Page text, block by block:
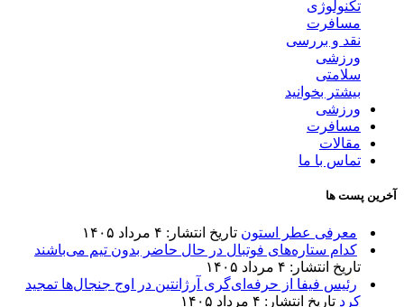
تکنولوژی
مسافرت
نقد و بررسی
ورزشی
سلامتی
بیشتر بخوانید
ورزشی
مسافرت
مقالات
تماس با ما
آخرین پست ها
معرفی عطر استون تاریخ انتشار: ۴ مرداد ۱۴۰۵
کدام ستاره‌های فوتبال در حال حاضر بدون تیم می‌باشند
تاریخ انتشار: ۴ مرداد ۱۴۰۵
رئیس فیفا از حرفه‌ای‌گری آرژانتین در اوج جنجال‌ها تمجید
کرد تاریخ انتشار: ۴ مرداد ۱۴۰۵